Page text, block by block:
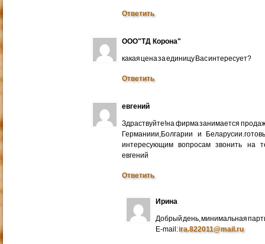
Ответить
ООО"ТД Корона"
какая цена за единицу Вас интересует?
Ответить
евгений
Здраствуйте!на фирма занимается
Германиии,Болгарии и
интересующим вопросам звонить на
евгений
Ответить
Ирина
Добрый день, минимальная
E-mail:ira.822011@mail.ru